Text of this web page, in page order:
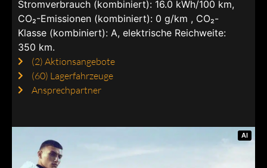
Stromverbrauch (kombiniert): 16.0 kWh/100 km,
CO₂-Emissionen (kombiniert): 0 g/km , CO₂-
Klasse (kombiniert): A, elektrische Reichweite:
350 km.
(2) Aktionsangebote
(60) Lagerfahrzeuge
Ansprechpartner
AI